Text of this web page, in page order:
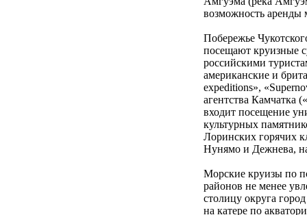
возможность аренды
Побережье
посещают круизные
российскими
американские и
expeditions»,
агентства Камчатка
входит посещение
культурных
Лоринских горячих
Нунямо и Дежнева,
Морские круизы по
районов не менее
столицу округа
на катере по